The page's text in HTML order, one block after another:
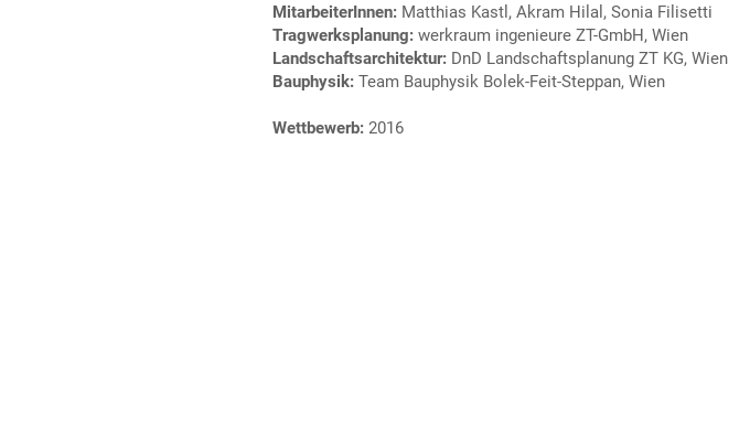
MitarbeiterInnen: Matthias Kastl, Akram Hilal, Sonia Filisetti
Tragwerksplanung: werkraum ingenieure ZT-GmbH, Wien
Landschaftsarchitektur: DnD Landschaftsplanung ZT KG, Wien
Bauphysik: Team Bauphysik Bolek-Feit-Steppan, Wien
Wettbewerb: 2016